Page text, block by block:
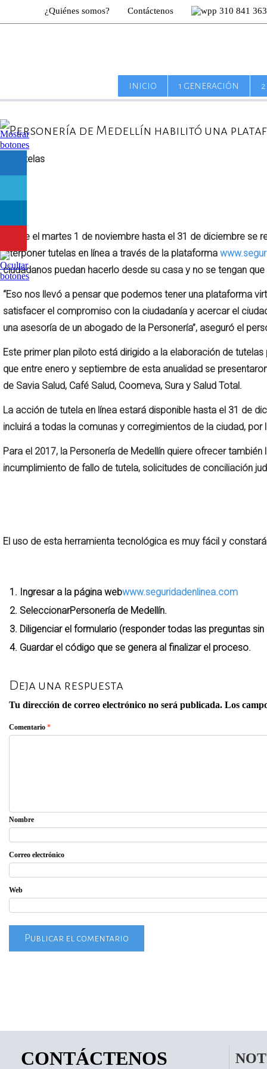
¿Quiénes somos? Contáctenos 310 841
INICIO 1 GENERACIÓN
Personería de Medellín habilitó una
Desde el martes 1 de noviembre hasta el 31 de diciembre se
interponer tutelas en línea a través de la plataforma
ciudadanos puedan hacerlo desde su casa y no se tengan
“Eso nos llevó a pensar que podemos tener una plataforma
satisfacer el compromiso con la ciudadanía y acercar el
una asesoría de un abogado de la Personería”, aseguró el
Este primer plan piloto está dirigido a la elaboración de
que entre enero y septiembre de esta anualidad se
de Savia Salud, Café Salud, Coomeva, Sura y Salud Total.
La acción de tutela en línea estará disponible hasta el 31 de
incluirá a todas la comunas y corregimientos de la ciudad,
Para el 2017, la Personería de Medellín quiere ofrecer
incumplimiento de fallo de tutela, solicitudes de conciliación
El uso de esta herramienta tecnológica es muy fácil y
Ingresar a la página webwww.seguridadenlinea.com
SeleccionarPersonería de Medellín.
Diligenciar el formulario (responder todas las preguntas
Guardar el código que se genera al finalizar el proceso.
Deja una respuesta
Tu dirección de correo electrónico no será publicada. Los
Comentario *
Nombre
Correo electrónico
Web
CONTÁCTENOS